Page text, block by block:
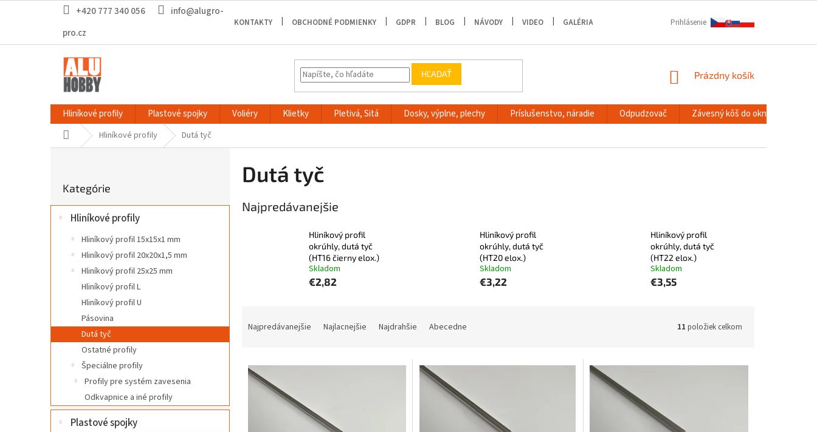
+420 777 340 056
info@alugro-
pro.cz
KONTAKTY OBCHODNÉ PODMIENKY GDPR BLOG NÁVODY VIDEO GALÉRIA Prihlásenie
HĽADAŤ
NÁKUPNÝ
Prázdny košík
Hliníkové profily Plastové spojky Voliéry Klietky Pletivá, Sitá Dosky, výplne, plechy Príslušenstvo, náradie Odpudzovač Závesný kôš do okna
DomovHliníkové profily Dutá tyč
ý
kategórie
Kategórie
Hliníkové profily
Hliníkový profil 15x15x1 mm
Hliníkový profil 20x20x1,5 mm
Hliníkový profil 25x25 mm
Hliníkový profil L
Hliníkový profil U
Pásovina
Dutá tyč
Ostatné profily
Špeciálne profily
Profily pre systém zavesenia
Odkvapnice a iné profily
Plastové spojky
Dutá tyč
Najpredávanejšie
Hliníkový profil
okrúhly, dutá tyč
(HT16 čierny elox.)
Skladom
€2,82
Hliníkový profil
okrúhly, dutá tyč
(HT20 elox.)
Skladom
€3,22
Hliníkový profil
okrúhly, dutá tyč
(HT22 elox.)
Skladom
€3,55
n
Najpredávanejšie Najlacnejšie Najdrahšie Abecedne 11 položiek celkom
V